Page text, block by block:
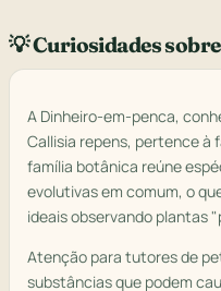
💡 Curiosidades
A Dinheiro-em-penca,
Callisia repens, pertence à
família botânica reúne
evolutivas em comum, o
ideais observando plantas
Atenção para tutores de
substâncias que podem